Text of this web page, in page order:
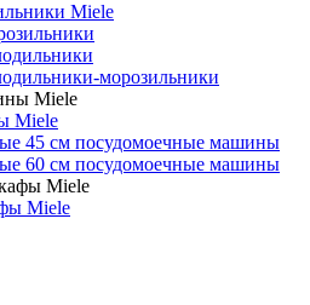
Miele
морозильники
Miele
45 см посудомоечные машины
60 см посудомоечные машины
Miele